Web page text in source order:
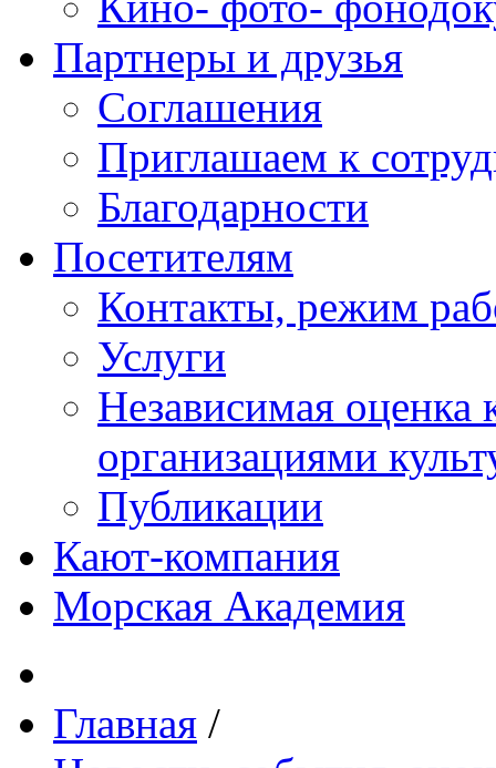
Партнеры и друзья
Соглашения
Приглашаем к
Благодарности
Посетителям
Контакты, режим
Услуги
Независимая оценка
организациями
Публикации
Кают-компания
Морская Академия
Главная /